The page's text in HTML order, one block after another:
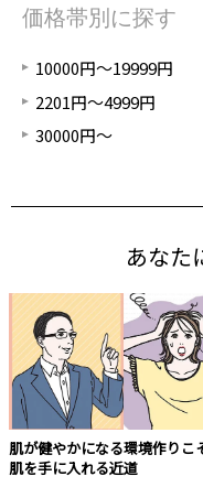
価格帯別に探す
10000円～19999円
2201円～4999円
30000円～
あなた
肌が健やかになる環境作りこ
肌を手に入れる近道